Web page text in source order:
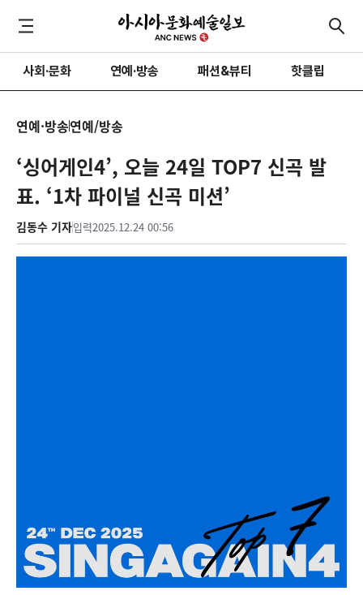
사회·문화 연예·방송 패션&뷰티 핫클립
연예·방송연예/방송
‘싱어게인4’, 오늘 24일 TOP7 신곡 발
표. ‘1차 파이널 신곡 미션’
김동수 기자입력2025.12.24 00:56